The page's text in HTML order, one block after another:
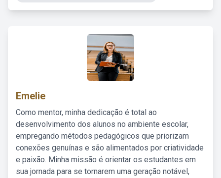
Emelie
Como mentor, minha dedicação é total ao
desenvolvimento dos alunos no ambiente escolar,
empregando métodos pedagógicos que priorizam
conexões genuínas e são alimentados por criatividade
e paixão. Minha missão é orientar os estudantes em
sua jornada para se tornarem uma geração notável,